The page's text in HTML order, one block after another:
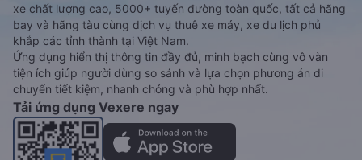
xe chất lượng cao, 5000+ tuyến đường toàn quốc, tất cả hãng
bay và hãng tàu cùng dịch vụ thuê xe máy, xe du lịch phủ
khắp các tỉnh thành tại Việt Nam.
Ứng dụng hiển thị thông tin đầy đủ, minh bạch cùng vô vàn
tiện ích giúp người dùng so sánh và lựa chọn phương án di
chuyển tiết kiệm, nhanh chóng và phù hợp nhất.
Tải ứng dụng Vexere ngay